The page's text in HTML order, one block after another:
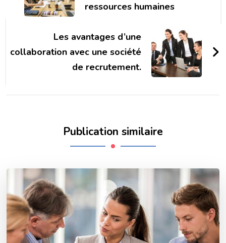
ressources humaines
Les avantages d’une
collaboration avec une société
de recrutement.
Publication similaire